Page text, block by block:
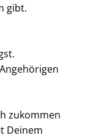
gibt.
zukommen
Deinem